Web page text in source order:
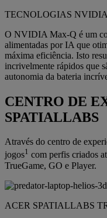
TECNOLOGIAS
O NVIDIA Max-Q é um
alimentadas por IA que
máxima eficiência. Isto
incrivelmente rápidos que
autonomia da bateria
CENTRO DE
SPATIALLABS
Através do centro de
jogos1 com perfis criados
TrueGame, GO e Player.
ACER SPATIALLABS